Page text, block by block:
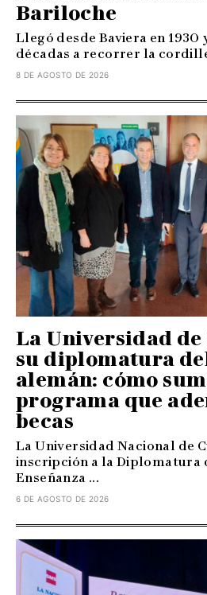
Bariloche
Llegó desde Baviera en 1930
décadas a recorrer la
8 DE AGOSTO DE 2026
La Universidad de
su diplomatura
alemán: cómo
programa que
becas
La Universidad Nacional de
inscripción a la Diplomatura
Enseñanza ...
6 DE AGOSTO DE 2026